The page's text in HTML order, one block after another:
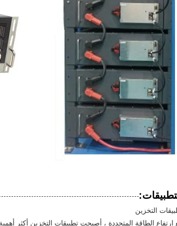
التخزين
ارتفاع الطاقة المتجددة ، أصبحت تطبيقات التخزين أكثر